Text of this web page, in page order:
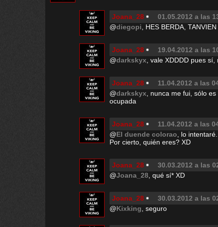
Joana_28
01.05.2012 a las
@diegopi , HES BERDA,
Joana_28
19.04.2012 a las
@darkskyx , vale XDDDD pues
Joana_28
11.04.2012 a las
@darkskyx , nunca me fui, sólo
ocupada
Joana_28
11.04.2012 a las
@El duende colorao , lo
Por cierto, quién eres? XD
Joana_28
30.03.2012 a las
@Joana_28 , qué sí* XD
Joana_28
30.03.2012 a las
@Kixking , seguro